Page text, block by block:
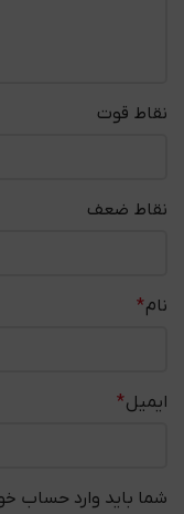
نقاط قوت
نقاط ضعف
نام*
ایمیل*
شما باید وارد حساب